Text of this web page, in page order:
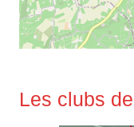
Les clubs